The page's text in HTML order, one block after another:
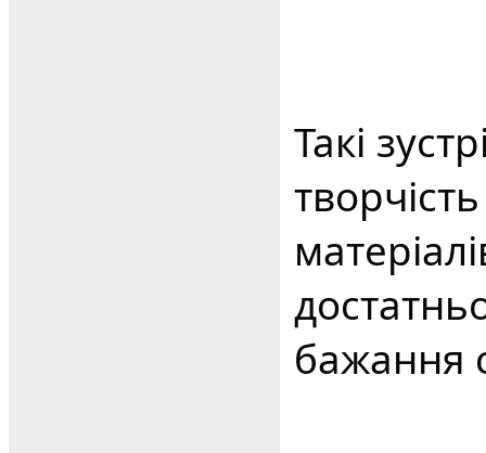
Такі
бажання